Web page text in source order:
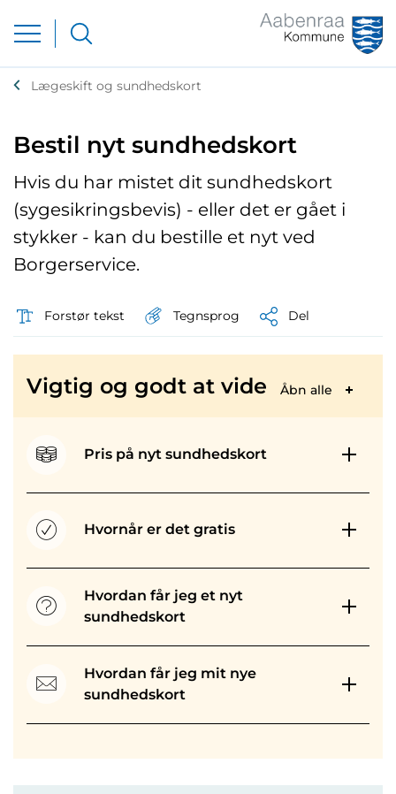
Lægeskift og sundhedskort
Bestil nyt sundhedskort
Hvis du har mistet dit sundhedskort
(sygesikringsbevis) - eller det er gået i
stykker - kan du bestille et nyt ved
Borgerservice.
Forstør tekst Tegnsprog Del
Vigtig og godt at vide Åbn alle
Pris på nyt sundhedskort
Hvornår er det gratis
Hvordan får jeg et nyt
sundhedskort
Hvordan får jeg mit nye
sundhedskort